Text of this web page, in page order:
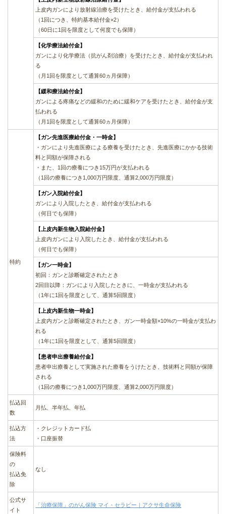
上皮内ガンにより放射線治療を受けたとき、給付金が支払われる
（1回につき、特約基本給付金×2）
（60日に1回を限度として何度でも保障）
【化学療法給付金】
ガンにより化学療法（抗がん剤治療）を受けたとき、給付金が支払われ
る
（月1回を限度として通算60ヵ月保障）
【緩和療法給付金】
ガンによる疼痛などの緩和のために緩和ケアを受けたとき、給付金が支
払われる
（月1回を限度として通算60ヵ月保障）
特約
【ガン先進医療給付金・一時金】
・ガンにより先進医療による療養を受けたとき、先進医療にかかる技術
料と同額が保障される
・また、1回の療養につき15万円が支払われる
（1回の療養につき1,000万円限度、通算2,000万円限度）
【ガン入院給付金】
ガンにより入院したとき、給付金が支払われる
（何日でも保障）
【上皮内新生物入院給付金】
上皮内ガンにより入院したとき、給付金が支払われる
（何日でも保障）
【ガン一時金】
初回：ガンと診断確定されたとき
2回目以降：ガンにより入院したときに、一時金が支払われる
（1年に1回を限度として、通算5回限度）
【上皮内新生物一時金】
上皮内ガンと診断確定されたとき、ガン一時金額×10%の一時金が支払わ
れる
（1年に1回を限度として、通算5回限度）
【患者申出療養給付金】
患者申出療養として実施された療養をうけたとき、技術料と同額が保障
される
（1回の療養につき1,000万円限度、通算2,000万円限度）
払込回
数
月払、半年払、年払
払込方
法
・クレジットカード払
・口座振替
保険料
の
払込免
除
なし
公式サ
イト
「治療保障」のがん保険 マイ・セラピー｜アクサ生命保険